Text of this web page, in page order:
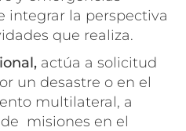
integrar la perspectiva
que realiza.
actúa a solicitud
un desastre o en el
multilateral, a
misiones en el